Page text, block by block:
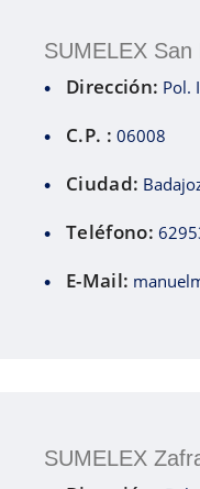
SUMELEX San
Dirección: Pol.
C.P. : 06008
Ciudad:
Teléfono:
E-Mail:
SUMELEX